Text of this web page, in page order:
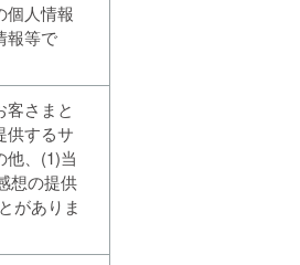
個人情報
報等で
さまと
供するサ
他、(1)当
想の提供
がありま